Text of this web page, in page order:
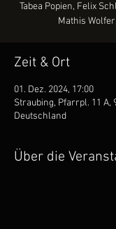
Tabea Popien, Felix
Mathis
Zeit & Ort
01. Dez. 2024, 17:00
Straubing, Pfarrpl. 11 A,
Deutschland
Über die